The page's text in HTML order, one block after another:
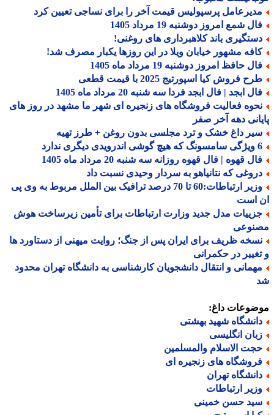
پرسپولیس قیمت آخر را برای نساجی تعیین کرد
شمع امروز دوشنبه 19 مرداد 1405
باند کلاهبرداری های روغنی!
مشهور خیابان ویلا در این روزها یکبار مصرف شد!
حافظ امروز دوشنبه 19 مرداد ماه 1405
فروش کیا اسپورتیج 2025 با قیمت قطعی
ابجد | فال ابجد فردا سه شنبه 20 مرداد ماه 1405
فعالیت فروشگاه های زنجیره ای شهر ما مشهد در روز های
دهه آخر صفر
داغ خشک و ترد مجلسی بدون روغن + طرز تهیه
قهوه | فال قهوه روزانه سه شنبه 20 مرداد ماه 1405
که نتانیاهو به سردار وحیدی نسبت داد
وزیر ارتباطات:60 تا 70 درصد ترافیک بین الملل مربوط به وی پی
است
مدل جدید وزارت ارتباطات برای تأمین زیرساخت هوش
ظریف برای ایران پس از جنگ؛ روایت میهنی از دستاورد ها
در حکمرانی
و انتقال دانشجویان کارشناسی به دانشگاه تهران محدود
داغ:
شهید بهشتی
انگلیسی
الاسلام والمسلمین
های زنجیره ای
تهران
ارتباطات
حسن خمینی